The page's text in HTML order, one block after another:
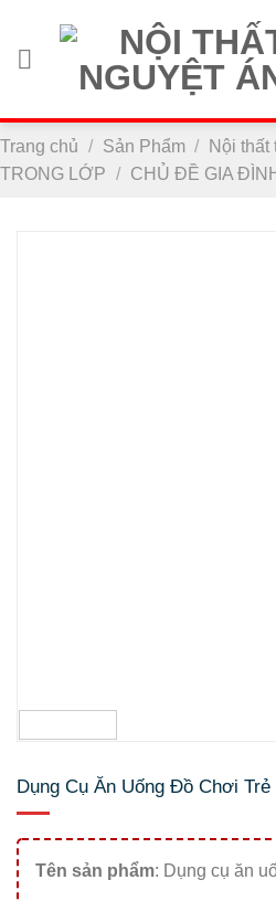
nội
Trang chủ / Sản Phẩm / Nội
TRONG LỚP / CHỦ ĐỀ GIA
Dụng Cụ Ăn Uống Đồ Chơi Trẻ
Tên sản phẩm: Dụng cụ ăn